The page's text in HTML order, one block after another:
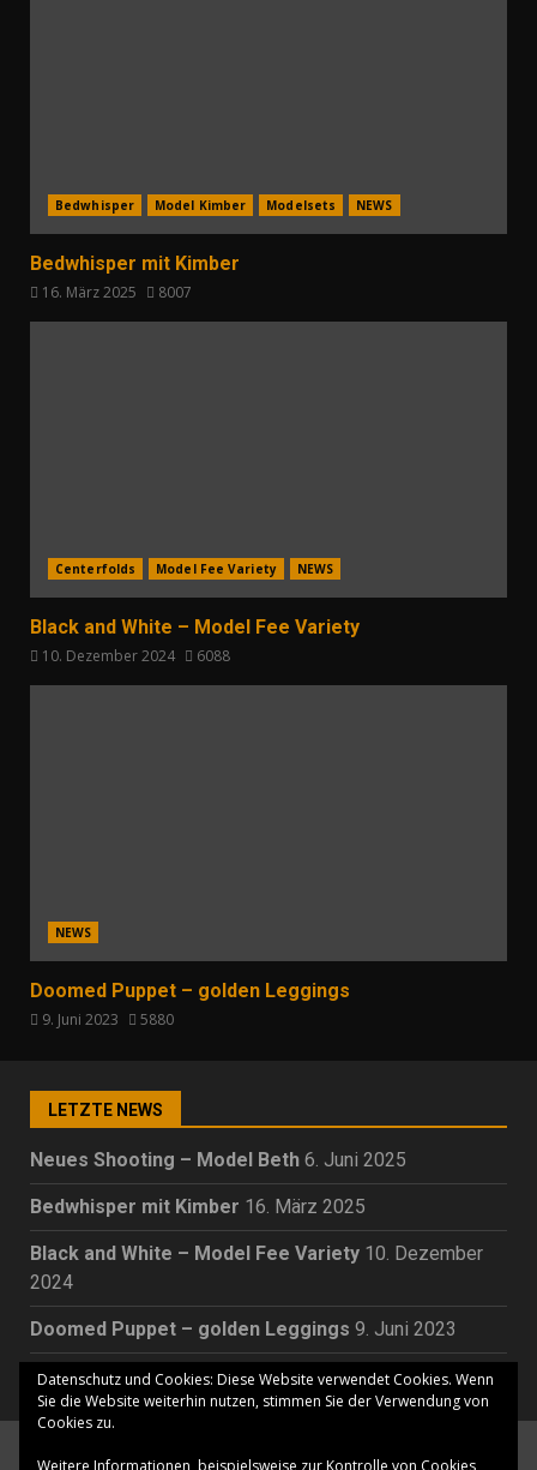
Bedwhisper Model Kimber Modelsets NEWS
Bedwhisper mit Kimber
16. März 2025 8007
Centerfolds Model Fee Variety NEWS
Black and White – Model Fee Variety
10. Dezember 2024 6088
NEWS
Doomed Puppet – golden Leggings
9. Juni 2023 5880
LETZTE NEWS
Neues Shooting – Model Beth 6. Juni 2025
Bedwhisper mit Kimber 16. März 2025
Black and White – Model Fee Variety 10. Dezember
2024
Doomed Puppet – golden Leggings 9. Juni 2023
Cora Holunder – Beelitz Heilstätten 23. Mai 2023
Datenschutz und Cookies: Diese Website verwendet Cookies. Wenn
Sie die Website weiterhin nutzen, stimmen Sie der Verwendung von
Cookies zu.
Weitere Informationen, beispielsweise zur Kontrolle von Cookies,